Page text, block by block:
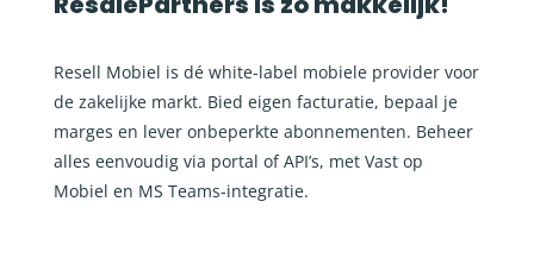
Resell Mobiel is dé white-label mobiele provider voor
de zakelijke markt. Bied eigen facturatie, bepaal je
marges en lever onbeperkte abonnementen. Beheer
alles eenvoudig via portal of API’s, met Vast op
Mobiel en MS Teams-integratie.